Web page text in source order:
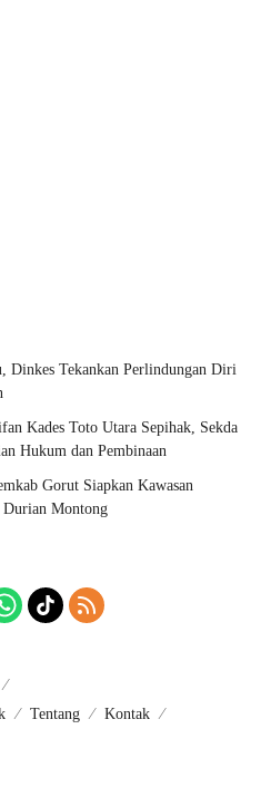
Dinkes Tekankan Perlindungan Diri
Kades Toto Utara Sepihak, Sekda
Hukum dan Pembinaan
Gorut Siapkan Kawasan
Durian Montong
Tentang
Kontak